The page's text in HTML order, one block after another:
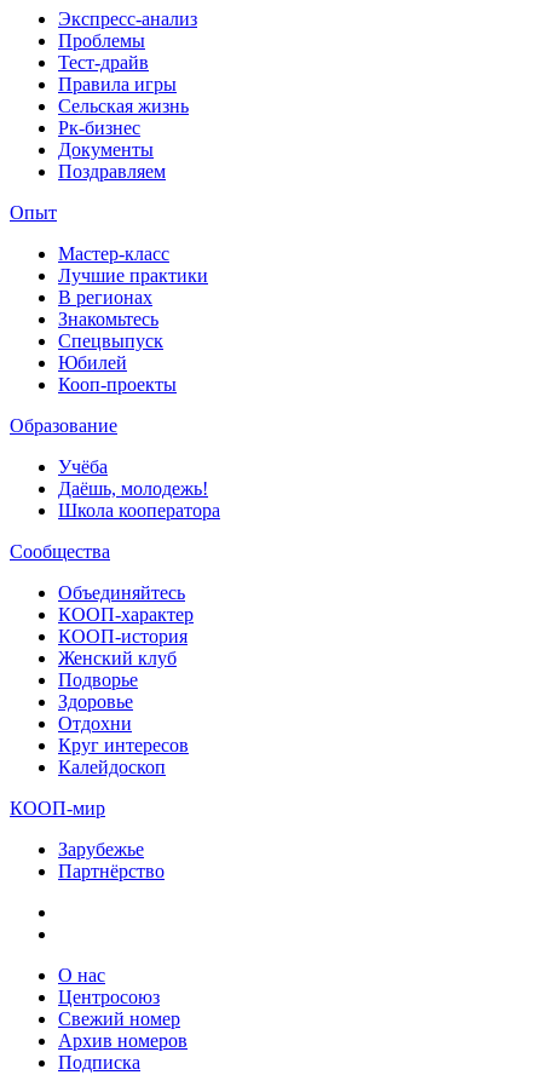
Экспресс-анализ
Проблемы
Тест-драйв
Правила игры
Сельская жизнь
Рк-бизнес
Документы
Поздравляем
Опыт
Мастер-класс
Лучшие практики
В регионах
Знакомьтесь
Спецвыпуск
Юбилей
Кооп-проекты
Образование
Учёба
Даёшь, молодежь!
Школа кооператора
Сообщества
Объединяйтесь
КООП-характер
КООП-история
Женский клуб
Подворье
Здоровье
Отдохни
Круг интересов
Калейдоскоп
КООП-мир
Зарубежье
Партнёрство
О нас
Центросоюз
Свежий номер
Архив номеров
Подписка